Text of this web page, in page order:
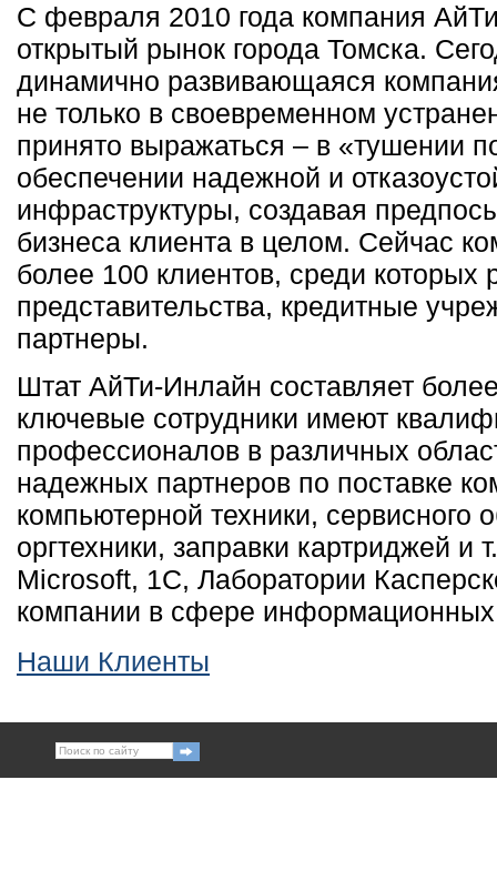
С февраля 2010 года компания
открытый рынок города Томска.
динамично развивающаяся
не только в своевременном
принято выражаться – в «тушении
обеспечении надежной и
инфраструктуры, создавая
бизнеса клиента в целом. Сейчас
более 100 клиентов, среди которых
представительства, кредитные
партнеры.
Штат АйТи-Инлайн составляет
ключевые сотрудники имеют
профессионалов в различных
надежных партнеров по поставке
компьютерной техники, сервисного
оргтехники, заправки картриджей и
Microsoft, 1С, Лаборатории
компании в сфере информационных
Наши Клиенты